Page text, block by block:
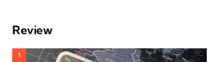
Review